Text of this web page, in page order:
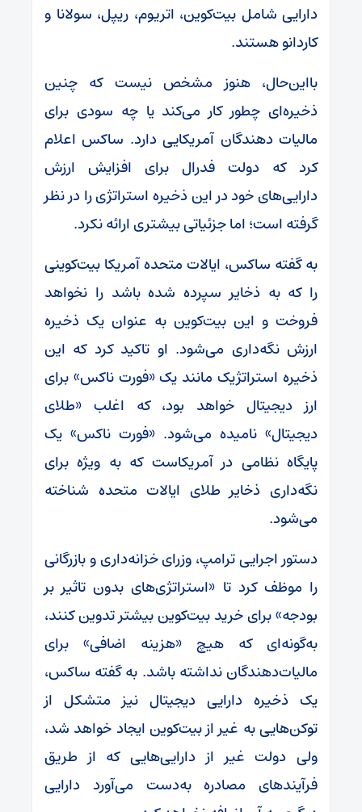
دارایی شامل بیت‌کوین، اتریوم، ریپل، سولانا و
کاردانو هستند.
بااین‌حال، هنوز مشخص نیست که چنین
ذخیره‌ای چطور کار می‌کند یا چه سودی برای
مالیات دهندگان آمریکایی دارد. ساکس اعلام
کرد که دولت فدرال برای افزایش ارزش
دارایی‌های خود در این ذخیره استراتژی را در نظر
گرفته است؛ اما جزئیاتی بیشتری ارائه نکرد.
به گفته ساکس، ایالات متحده آمریکا بیت‌کوینی
را که به ذخایر سپرده شده باشد را نخواهد
فروخت و این بیت‌کوین به عنوان یک ذخیره
ارزش نگه‌داری می‌شود. او تاکید کرد که این
ذخیره استراتژیک مانند یک «فورت ناکس» برای
ارز دیجیتال خواهد بود، که اغلب «طلای
دیجیتال» نامیده می‌شود. «فورت ناکس» یک
پایگاه نظامی در آمریکاست که به ویژه برای
نگه‌داری ذخایر طلای ایالات متحده شناخته
می‌شود.
دستور اجرایی ترامپ، وزرای خزانه‌داری و بازرگانی
را موظف کرد تا «استراتژی‌های بدون تاثیر بر
بودجه» برای خرید بیت‌کوین بیشتر تدوین کنند،
به‌گونه‌ای که هیچ «هزینه اضافی» برای
مالیات‌دهندگان نداشته باشد. به گفته ساکس،
یک ذخیره دارایی دیجیتال نیز متشکل از
توکن‌هایی به غیر از بیت‌کوین ایجاد خواهد شد،
ولی دولت غیر از دارایی‌هایی که از طریق
فرآیندهای مصادره به‌دست می‌آورد دارایی